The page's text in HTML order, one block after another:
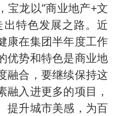
宝龙以“商业地产+文
特色发展之路。近
康在集团半年度工作
优势和特色是商业地
融合，要继续保持这
融入进更多的项目，
提升城市美感，为百